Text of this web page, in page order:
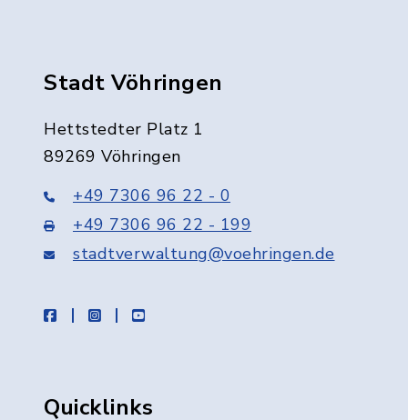
Stadt Vöhringen
Hettstedter Platz 1
89269 Vöhringen
+49 7306 96 22 - 0
+49 7306 96 22 - 199
stadtverwaltung@voehringen.de
facebookinstagramyoutube
Quicklinks